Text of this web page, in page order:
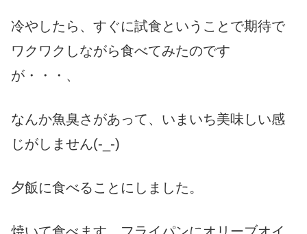
冷やしたら、すぐに試食ということで期待で
ワクワクしながら食べてみたのです
が・・・、
なんか魚臭さがあって、いまいち美味しい感
じがしません(-_-)
夕飯に食べることにしました。